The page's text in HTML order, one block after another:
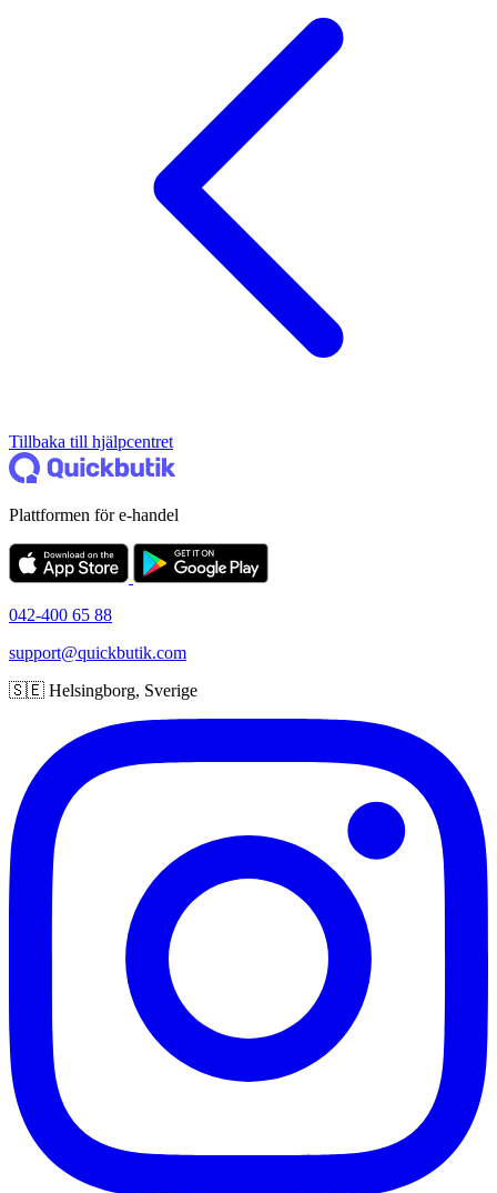
Tillbaka till hjälpcentret
Plattformen för e-handel
042-400 65 88
support@quickbutik.com
🇸🇪 Helsingborg, Sverige